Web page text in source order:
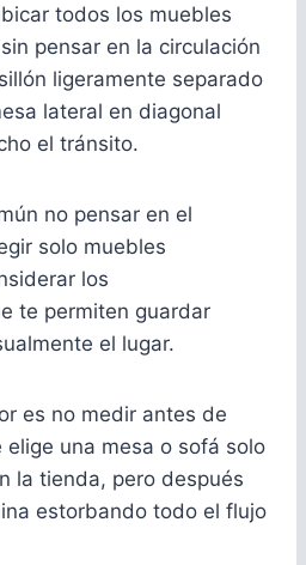
todos los muebles
pensar en la circulación
ligeramente separado
lateral en diagonal
el tránsito.
no pensar en el
solo muebles
los
te permiten guardar
el lugar.
es no medir antes de
elige una mesa o sofá solo
la tienda, pero después
estorbando todo el flujo